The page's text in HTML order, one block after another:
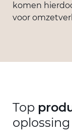
komen
voor
Top
oplossing